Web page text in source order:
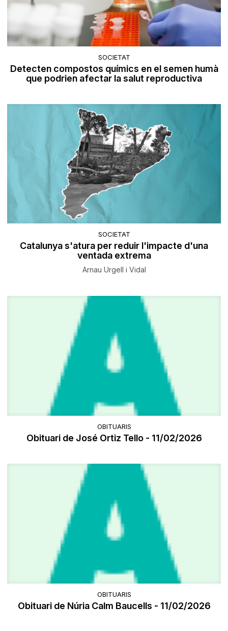
SOCIETAT
Detecten compostos químics en el semen humà
que podrien afectar la salut reproductiva
SOCIETAT
Catalunya s'atura per reduir l'impacte d'una
ventada extrema
Arnau Urgell i Vidal
OBITUARIS
Obituari de José Ortiz Tello - 11/02/2026
OBITUARIS
Obituari de Núria Calm Baucells - 11/02/2026